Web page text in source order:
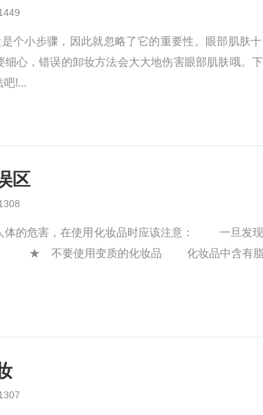
个小步骤，因此就忽略了它的重要性。眼部肌肤
细心，错误的卸妆方法会大大地伤害眼部肌肤哦。
吧!...
区
体的危害，在使用化妆品时应该注意： 一旦发现
。 ★ 不要使用变质的化妆品 化妆品中含有脂